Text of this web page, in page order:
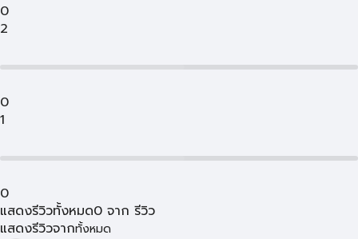
0
2
0
1
0
แสดงรีวิวทั้งหมด0 จาก รีวิว
แสดงรีวิวจากทั้งหมด